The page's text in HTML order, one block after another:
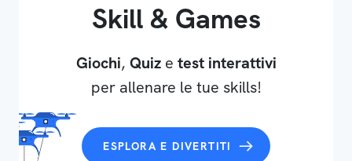
Skill & Games
Giochi, Quize test interattivi
per allenare le tue skills!
ESPLORA E DIVERTITI